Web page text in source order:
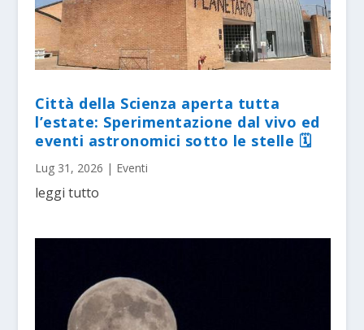
Città della Scienza aperta tutta
l’estate: Sperimentazione dal vivo ed
eventi astronomici sotto le stelle 🗓
Lug 31, 2026 | Eventi
leggi tutto